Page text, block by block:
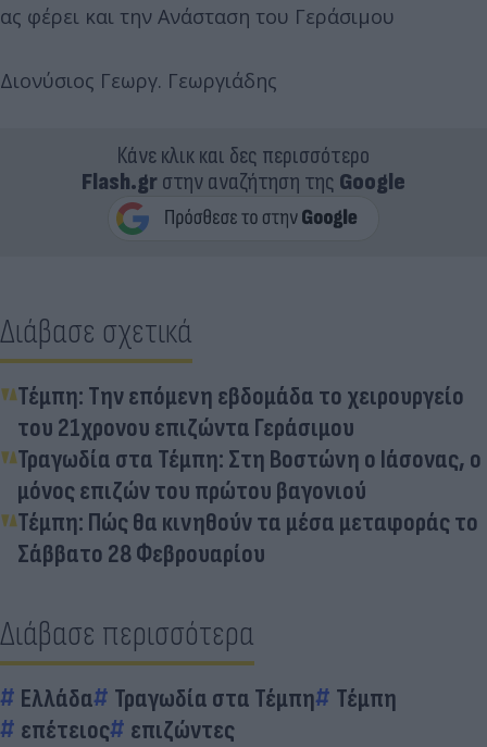
ας φέρει και την Ανάσταση του Γεράσιμου
Διονύσιος Γεωργ. Γεωργιάδης
Κάνε κλικ και δες περισσότερο
Flash.grστην αναζήτηση της Google
Διάβασε σχετικά
Τέμπη: Την επόμενη εβδομάδα το χειρουργείο
του 21χρονου επιζώντα Γεράσιμου
Τραγωδία στα Τέμπη: Στη Βοστώνη ο Ιάσονας, ο
μόνος επιζών του πρώτου βαγονιού
Τέμπη: Πώς θα κινηθούν τα μέσα μεταφοράς το
Σάββατο 28 Φεβρουαρίου
Διάβασε περισσότερα
Ελλάδα Τραγωδία στα Τέμπη
Τέμπη
επέτειος
επιζώντες